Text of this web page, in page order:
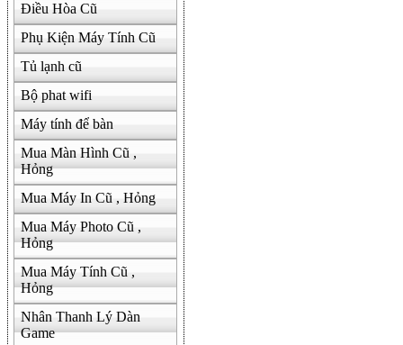
Điều Hòa Cũ
Phụ Kiện Máy Tính Cũ
Tủ lạnh cũ
Bộ phat wifi
Máy tính để bàn
Mua Màn Hình Cũ ,
Hỏng
Mua Máy In Cũ , Hỏng
Mua Máy Photo Cũ ,
Hỏng
Mua Máy Tính Cũ ,
Hỏng
Nhân Thanh Lý Dàn
Game